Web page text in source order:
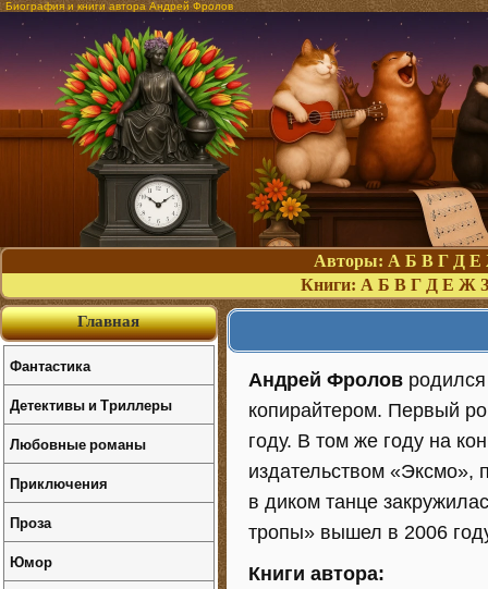
Биография и книги автора Андрей Фролов
Авторы: А Б В Г Д Е
Книги: А Б В Г Д Е Ж З
Андрей Фролов
копирайтером. Первый
году. В том же году на
издательством «Эксмо»,
в диком танце
тропы» вышел в 2006
Книги автора:
Главная
Фантастика
Детективы и Триллеры
Любовные романы
Приключения
Проза
Юмор